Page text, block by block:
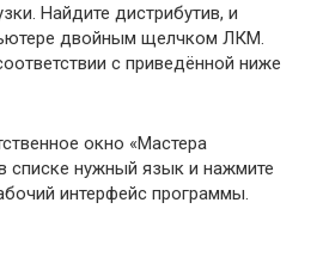
Найдите дистрибутив, и
двойным щелчком ЛКМ.
с приведённой ниже
окно «Мастера
списке нужный язык и нажмите
интерфейс программы.